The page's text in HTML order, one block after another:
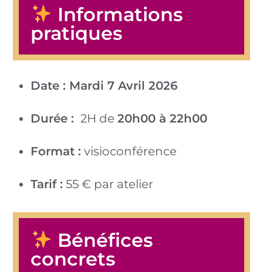
Informations
pratiques
Date : Mardi 7 Avril 2026
Durée : 2H de20h00 à 22h00
Format : visioconférence
Tarif : 55 € par atelier
Bénéfices
concrets